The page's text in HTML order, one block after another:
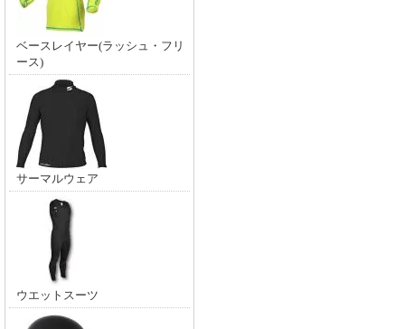
ベースレイヤー(ラッシュ・フリ
ース)
サーマルウェア
ウエットスーツ